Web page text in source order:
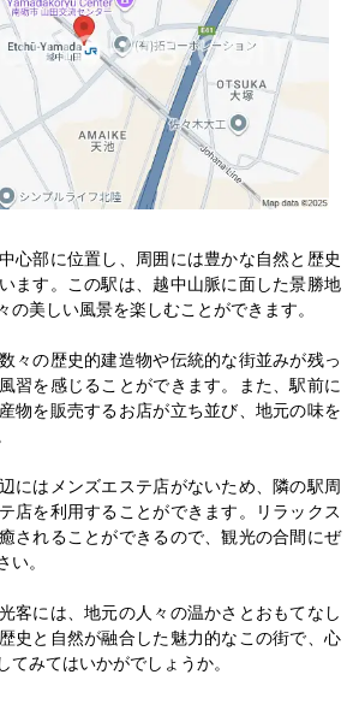
心部に位置し、周囲には豊かな自然と歴史
ます。この駅は、越中山脈に面した景勝地
の美しい風景を楽しむことができます。
々の歴史的建造物や伝統的な街並みが残っ
習を感じることができます。また、駅前に
物を販売するお店が立ち並び、地元の味を
にはメンズエステ店がないため、隣の駅周
店を利用することができます。リラックス
されることができるので、観光の合間にぜ
い。
客には、地元の人々の温かさとおもてなし
史と自然が融合した魅力的なこの街で、心
てみてはいかがでしょうか。